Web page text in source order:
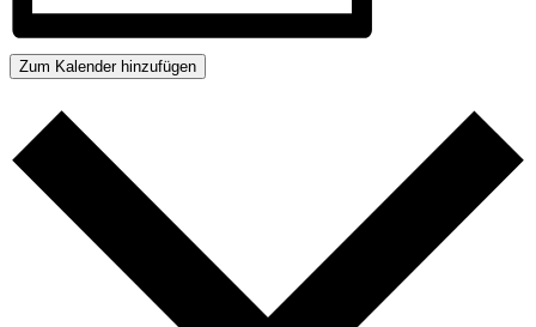
Zum Kalender hinzufügen